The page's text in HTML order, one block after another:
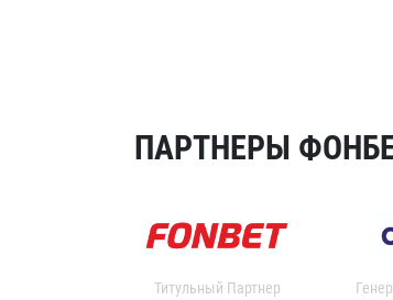
ПАРТНЕРЫ
Титульный Партнер